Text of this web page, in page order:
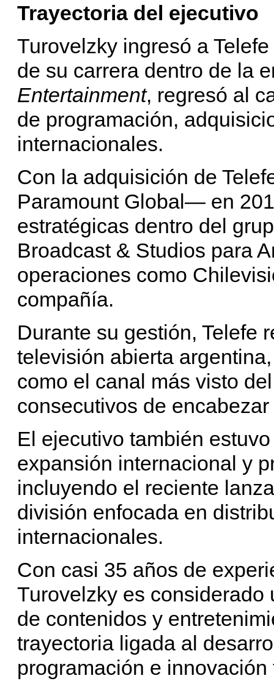
Trayectoria del ejecutivo
Turovelzky ingresó a
de su carrera dentro de la
Entertainment, regresó al
de programación,
internacionales.
Con la adquisición de
Paramount Global— en
estratégicas dentro del
Broadcast & Studios para
operaciones como
compañía.
Durante su gestión, Telefe
televisión abierta
como el canal más visto
consecutivos de
El ejecutivo también
expansión internacional y
incluyendo el reciente
división enfocada en
internacionales.
Con casi 35 años de
Turovelzky es
de contenidos y
trayectoria ligada al
programación e